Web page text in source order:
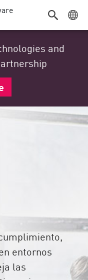
and
entornos
las